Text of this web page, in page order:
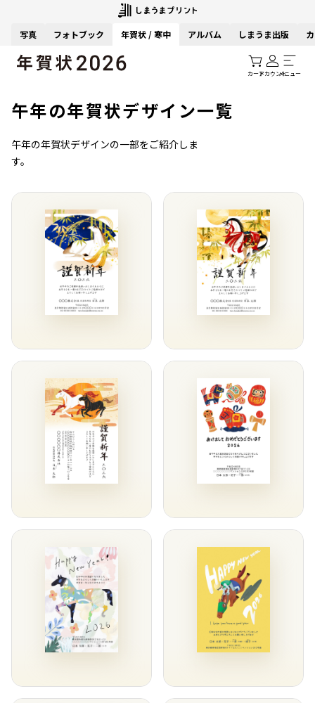
写真 フォトブック 年賀状 / 寒中 アルバム しまうま出版
カートアカウントメニュー
午年の年賀状デザイン一覧
午年の年賀状デザインの一部をご紹介しま
す。